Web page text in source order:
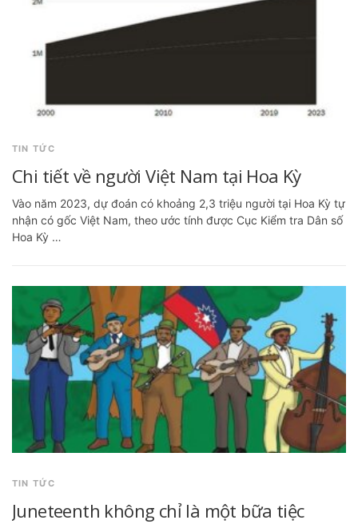
TIN TỨC
Chi tiết về người Việt Nam tại Hoa Kỳ
Vào năm 2023, dự đoán có khoảng 2,3 triệu người tại Hoa Kỳ tự
nhận có gốc Việt Nam, theo ước tính được Cục Kiểm tra Dân số
Hoa Kỳ …
TIN TỨC
Juneteenth không chỉ là một bữa tiệc